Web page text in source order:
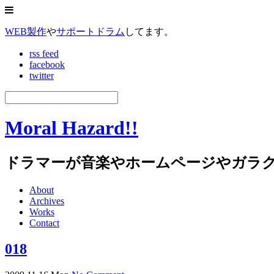
WEB製作やサポートドラム してます。
rss feed
facebook
twitter
Moral Hazard!!
ドラマーが音楽やホームページやガラ
About
Archives
Works
Contact
018